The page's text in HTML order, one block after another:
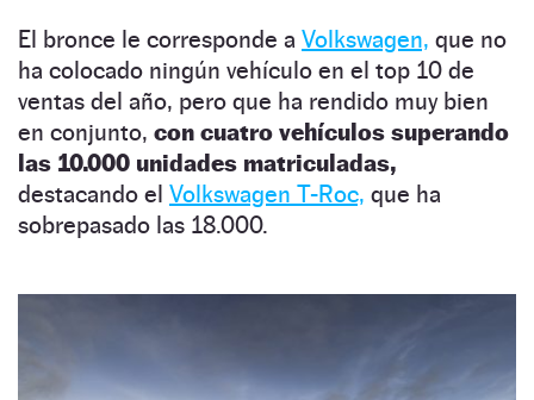
El bronce le corresponde a Volkswagen, que no
ha colocado ningún vehículo en el top 10 de
ventas del año, pero que ha rendido muy bien
en conjunto, con cuatro vehículos superando
las 10.000 unidades matriculadas,
destacando el Volkswagen T-Roc, que ha
sobrepasado las 18.000.